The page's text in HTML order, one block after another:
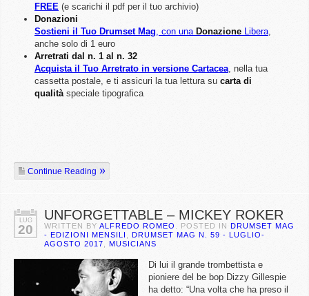
FREE (e scarichi il pdf per il tuo archivio)
Donazioni
Sostieni il Tuo Drumset Mag, con una Donazione Libera,
anche solo di 1 euro
Arretrati dal n. 1 al n. 32
Acquista il Tuo Arretrato in versione Cartacea, nella tua
cassetta postale, e ti assicuri la tua lettura su carta di
qualitàspeciale tipografica
Continue Reading
LUG
20
UNFORGETTABLE – MICKEY ROKER
WRITTEN BY ALFREDO ROMEO . POSTED IN DRUMSET MAG
- EDIZIONI MENSILI
DRUMSET MAG N. 59 - LUGLIO-
AGOSTO 2017
MUSICIANS
Di lui il grande trombettista e
pioniere del be bop Dizzy Gillespie
ha detto: “Una volta che ha preso il